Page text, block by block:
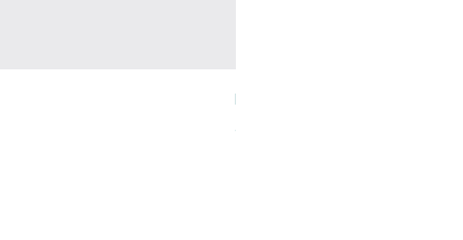
Perlen Ring
Prezzo
48,00 CHF